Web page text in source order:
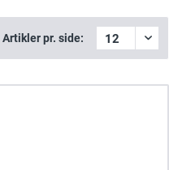
Artikler pr. side: